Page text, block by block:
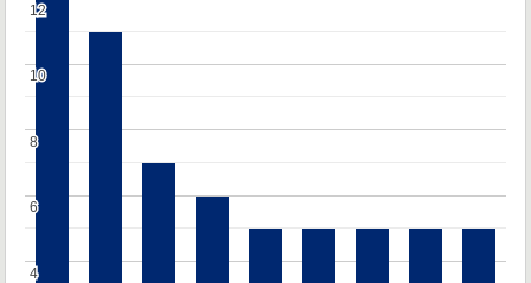
4
4
6
6
8
8
10
10
12
12